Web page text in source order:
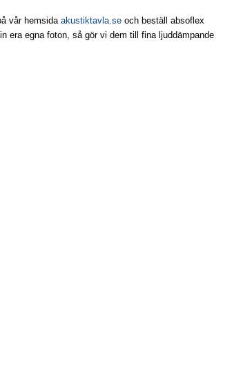
vår hemsidaakustiktavla.se och beställ absoflex
era egna foton, så gör vi dem till fina ljuddämpande